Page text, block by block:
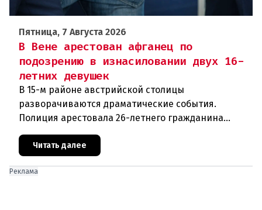
Пятница, 7 Августа 2026
В Вене арестован афганец по
подозрению в изнасиловании двух 16-
летних девушек
В 15-м районе австрийской столицы
разворачиваются драматические события.
Полиция арестовала 26-летнего гражданина
Афганистана по подозрению в изнасиловании
двух 16-летних девушек.Вызов полиции и задер
Читать далее
Реклама